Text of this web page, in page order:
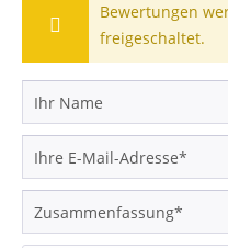
Bewertungen
freigeschaltet.